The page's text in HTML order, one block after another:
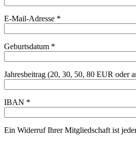
E-Mail-Adresse *
Geburtsdatum *
Jahresbeitrag (20, 30, 50, 80 EUR oder
IBAN *
Ein Widerruf Ihrer Mitgliedschaft ist